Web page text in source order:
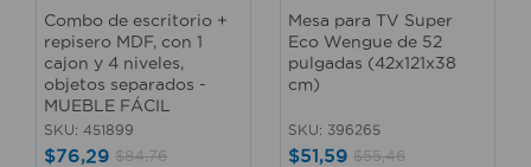
Combo de escritorio +
repisero MDF, con 1
cajon y 4 niveles,
objetos separados -
MUEBLE FÁCIL
SKU: 451899
$76,29 $84,76
Mesa para TV Super
Eco Wengue de 52
pulgadas (42x121x38
cm)
SKU: 396265
$51,59 $55,46